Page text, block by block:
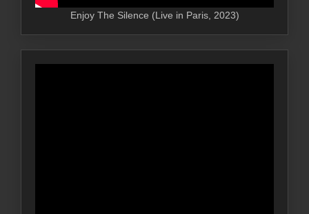
Enjoy The Silence (Live in Paris, 2023)